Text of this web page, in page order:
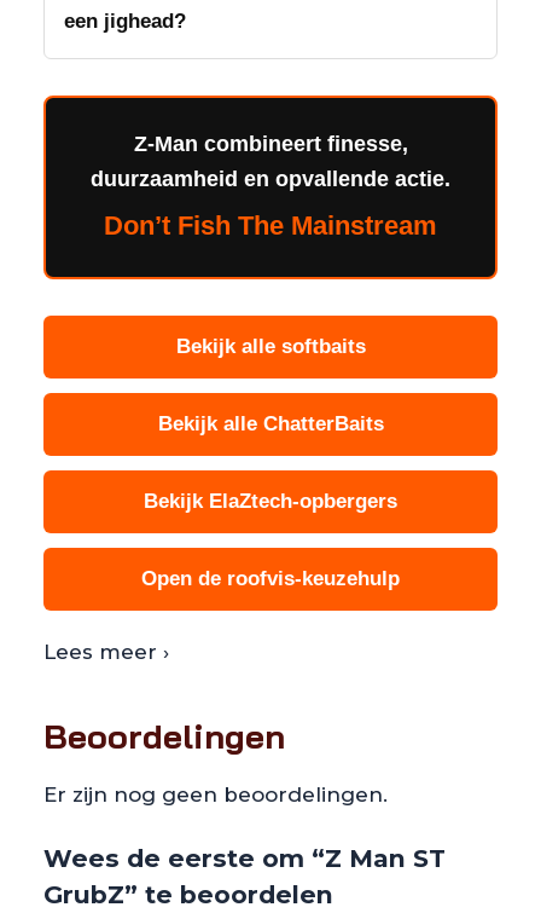
een jighead?
Z-Man combineert finesse,
duurzaamheid en opvallende actie.
Don’t Fish The Mainstream
Bekijk alle softbaits
Bekijk alle ChatterBaits
Bekijk ElaZtech-opbergers
Open de roofvis-keuzehulp
Lees meer ›
Beoordelingen
Er zijn nog geen beoordelingen.
Wees de eerste om “Z Man ST
GrubZ” te beoordelen